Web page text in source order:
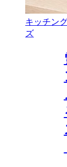
キッチン
ズ